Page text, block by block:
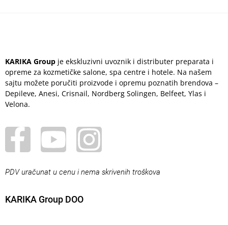
KARIKA Group je ekskluzivni uvoznik i distributer preparata i
opreme za kozmetičke salone, spa centre i hotele. Na našem
sajtu možete poručiti proizvode i opremu poznatih brendova –
Depileve, Anesi, Crisnail, Nordberg Solingen, Belfeet, Ylas i
Velona.
PDV uračunat u cenu i nema skrivenih troškova
KARIKA Group DOO